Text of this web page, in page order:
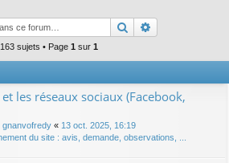
h
Rechercher
163 sujets • Page 1 sur 1
les réseaux sociaux (Facebook,
gnanvofredy « 13 oct. 2025, 16:19
du site : avis, demande, observations, ...